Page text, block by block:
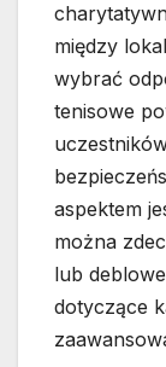
między
wybrać
tenisowe
aspektem
można
lub
dotyczące